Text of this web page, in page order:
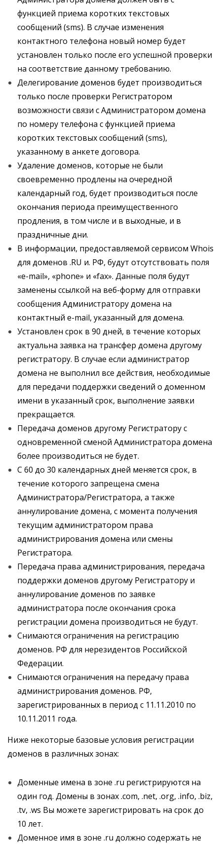
функцией приема коротких текстовых
сообщений (sms). В случае изменения
контактного телефона новый номер будет
установлен только после его успешной проверки
на соответствие данному требованию.
Делегирование доменов будет производиться
только после проверки Регистратором
возможности связи с Администратором домена
по номеру телефона с функцией приема
коротких текстовых сообщений (sms),
указанному в анкете договора.
Удаление доменов, которые не были
своевременно продлены на очередной
календарный год, будет производиться после
окончания периода преимущественного
продления, в том числе и в выходные, и в
праздничные дни.
В информации, предоставляемой сервисом Whois
для доменов .RU и. РФ, будут отсутствовать поля
«e-mail», «phone» и «fax». Данные поля будут
заменены ссылкой на веб-форму для отправки
сообщения Администратору домена на
контактный e-mail, указанный для домена.
Установлен срок в 90 дней, в течение которых
актуальна заявка на трансфер домена другому
регистратору. В случае если администратор
домена не выполнил все действия, необходимые
для передачи поддержки сведений о доменном
имени в указанный срок, выполнение заявки
прекращается.
Передача доменов другому Регистратору с
одновременной сменой Администратора домена
более производиться не будет.
С 60 до 30 календарных дней меняется срок, в
течение которого запрещена смена
Администратора/Регистратора, а также
аннулирование домена, с момента получения
текущим администратором права
администрирования домена или смены
Регистратора.
Передача права администрирования, передача
поддержки доменов другому Регистратору и
аннулирование доменов по заявке
администратора после окончания срока
регистрации домена производиться не будут.
Снимаются ограничения на регистрацию
доменов. РФ для нерезидентов Российской
Федерации.
Снимаются ограничения на передачу права
администрирования доменов. РФ,
зарегистрированных в период с 11.11.2010 по
10.11.2011 года.
Ниже некоторые базовые условия регистрации
доменов в различных зонах:
Доменные имена в зоне .ru регистрируются на
один год. Домены в зонах .com, .net, .org, .info, .biz,
.tv, .ws Вы можете зарегистрировать на срок до
10 лет.
Доменное имя в зоне .ru должно содержать не